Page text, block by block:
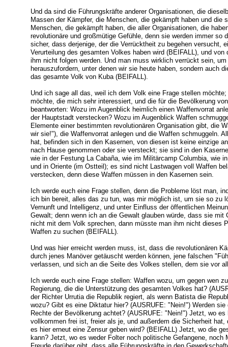
Und da sind die Führungskräfte anderer Organisationen, die
Massen der Kämpfer, die Menschen, die gekämpft haben und die
Menschen, die gekämpft haben, die aller Organisationen, die
revolutionäre und großmütige Gefühle, denn sie werden immer so
sicher, dass derjenige, der die Verrücktheit zu begehen versucht,
Verurteilung des gesamten Volkes haben wird (BEIFALL), und
ihm nicht folgen werden. Und man muss wirklich verrückt sein,
herauszufordern, unter denen wir sie heute haben, sondern auch
das gesamte Volk von Kuba (BEIFALL).
Und ich sage all das, weil ich dem Volk eine Frage stellen
möchte, die mich sehr interessiert, und die für die Bevölkerung
beantworten: Wozu im Augenblick heimlich einen Waffenvorrat
der Hauptstadt verstecken? Wozu im Augenblick Waffen
Elemente einer bestimmten revolutionären Organisation gibt, die
wir sie!"), die Waffenvorrat anlegen und die Waffen schmuggeln.
hat, befinden sich in den Kasernen, von diesen ist keine einzige
nach Hause genommen oder sie versteckt; sie sind in den
wie in der Festung La Cabaña, wie im Militärcamp Columbia, wie
und in Oriente (im Ostteil); es sind nicht Lastwagen voll Waffen
verstecken, denn diese Waffen müssen in den Kasernen sein.
Ich werde euch eine Frage stellen, denn die Probleme löst man,
ich bin bereit, alles das zu tun, was mir möglich ist, um sie so zu
Vernunft und Intelligenz, und unter Einfluss der öffentlichen
Gewalt; denn wenn ich an die Gewalt glauben würde, dass sie
nicht mit dem Volk sprechen, dann müsste man ihm nicht dieses
Waffen zu suchen (BEIFALL).
Und was hier erreicht werden muss, ist, dass die revolutionären
durch jenes Manöver getäuscht werden können, jene falschen
verlassen, und sich an die Seite des Volkes stellen, dem sie vor
Ich werde euch eine Frage stellen: Waffen wozu, um gegen wen
Regierung, die die Unterstützung des gesamten Volkes hat?
der Richter Urrutia die Republik regiert, als wenn Batista die
wozu? Gibt es eine Diktatur hier? (AUSRUFE: "Nein!") Werden
Rechte der Bevölkerung achtet? (AUSRUFE: "Nein!") Jetzt, wo
vollkommen frei ist, freier als je, und außerdem die Sicherheit
es hier erneut eine Zensur geben wird? (BEIFALL) Jetzt, wo die
kann? Jetzt, wo es weder Folter noch politische Gefangene, noch